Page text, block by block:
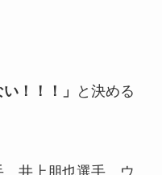
！！！」
と決める